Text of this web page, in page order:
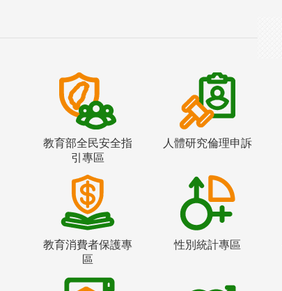
教育部全民安全指
引專區
人體研究倫理申訴
教育消費者保護專
區
性別統計專區